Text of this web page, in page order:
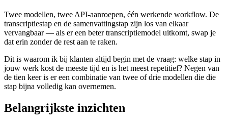
Twee modellen, twee API-aanroepen, één werkende workflow. De
transcriptie­stap en de samenvatting­stap zijn los van elkaar
vervangbaar — als er een beter transcriptiemodel uitkomt, swap je
dat erin zonder de rest aan te raken.
Dit is waarom ik bij klanten altijd begin met de vraag: welke stap in
jouw werk kost de meeste tijd en is het meest repetitief? Negen van
de tien keer is er een combinatie van twee of drie modellen die die
stap bijna volledig kan overnemen.
Belangrijkste inzichten